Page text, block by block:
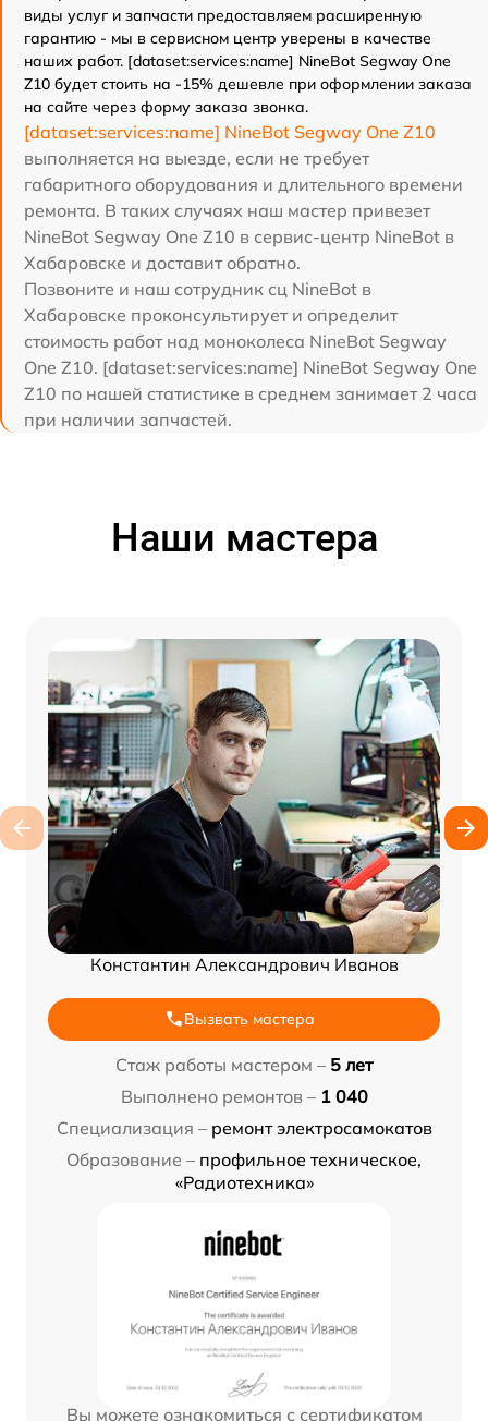
виды услуг и запчасти предоставляем расширенную
гарантию - мы в сервисном центр уверены в качестве
наших работ. [dataset:services:name] NineBot Segway One
Z10 будет стоить на -15% дешевле при оформлении заказа
на сайте через форму заказа звонка.
[dataset:services:name] NineBot Segway One Z10
выполняется на выезде, если не требует
габаритного оборудования и длительного времени
ремонта. В таких случаях наш мастер привезет
NineBot Segway One Z10 в сервис-центр NineBot в
Хабаровске и доставит обратно.
Позвоните и наш сотрудник сц NineBot в
Хабаровске проконсультирует и определит
стоимость работ над моноколеса NineBot Segway
One Z10. [dataset:services:name] NineBot Segway One
Z10 по нашей статистике в среднем занимает 2 часа
при наличии запчастей.
Наши мастера
Константин Александрович Иванов
Вызвать мастера
Стаж работы мастером – 5 лет
Выполнено ремонтов – 1 040
Специализация – ремонт электросамокатов
Образование – профильное техническое,
«Радиотехника»
Вы можете ознакомиться с сертификатом